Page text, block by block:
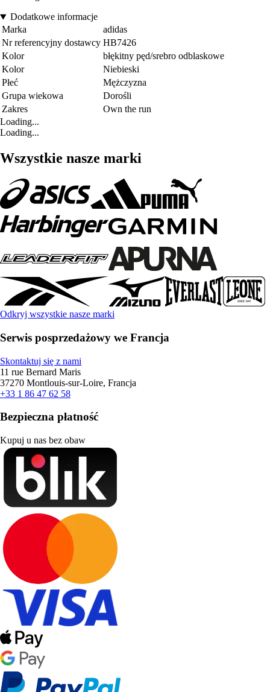
Dodatkowe informacje
Marka
adidas
Nr referencyjny dostawcy HB7426
Kolor
błękitny pęd/srebro odblaskowe
Kolor
Niebieski
Płeć
Mężczyzna
Grupa wiekowa
Dorośli
Zakres
Own the run
Loading...
Loading...
Wszystkie nasze marki
Odkryj wszystkie nasze marki
Serwis posprzedażowy we Francja
Skontaktuj się z nami
11 rue Bernard Maris
37270 Montlouis-sur-Loire, Francja
+33 1 86 47 62 58
Bezpieczna płatność
Kupuj u nas bez obaw